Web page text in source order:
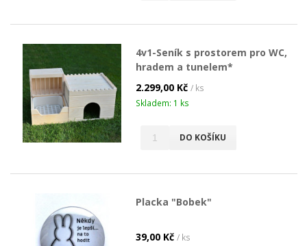
4v1-Seník s prostorem pro WC,
hradem a tunelem*
2.299,00 Kč / ks
Skladem: 1 ks
DO KOŠÍKU
Placka "Bobek"
39,00 Kč / ks